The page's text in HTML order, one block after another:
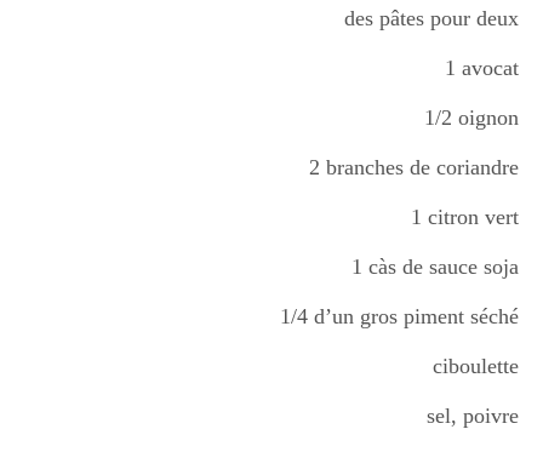
des pâtes pour deux
1 avocat
1/2 oignon
2 branches de coriandre
1 citron vert
1 càs de sauce soja
1/4 d’un gros piment séché
ciboulette
sel, poivre